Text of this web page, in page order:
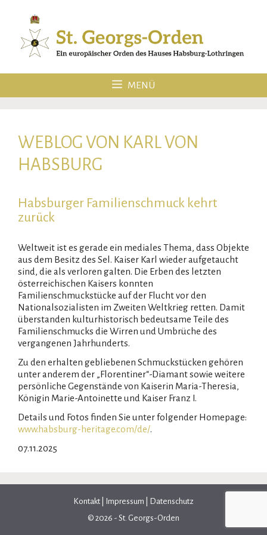
springen
MENÜ
WEBLOG VON KARL VON
HABSBURG
Habsburger Familienschmuck kehrt
zurück
Weltweit ist es gerade ein mediales Thema, dass Objekte
aus dem Besitz des Sel. Kaiser Karl wieder aufgetaucht
sind, die als verloren galten. Die Erben des letzten
österreichischen Kaisers konnten
Familienschmuckstücke auf der Flucht vor den
Nationalsozialisten im Zweiten Weltkrieg retten. Damit
überstanden kulturhistorisch bedeutsame Teile des
Familienschmucks die Wirren und Umbrüche des
vergangenen Jahrhunderts.
Zu den erhalten gebliebenen Schmuckstücken gehören
unter anderem der „Florentiner“-Diamant sowie weitere
persönliche Gegenstände von Kaiserin Maria-Theresia,
Königin Marie-Antoinette und Kaiser Franz I.
Details und Fotos finden Sie unter folgender Homepage:
www.habsburg-heritage.com/de/.
07.11.2025
Kontakt Impressum
Datenschutz
© 2026 - St. Georgs-Orden